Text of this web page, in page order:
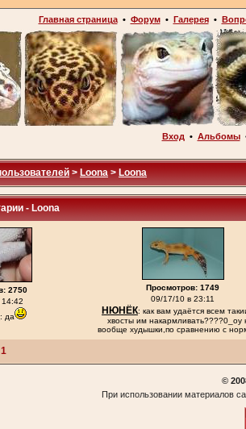
Главная страница• Форум• Галерея•
Вход • Альбомы
> Loona > Loona
- Loona
2750
: да
Просмотров: 1749
09/17/10 в 23:11
НЮНЁК: как вам удаётся всем
хвосты им накармливать????0_оу
вообще худышки,по сравнению с
©
При использовании материалов